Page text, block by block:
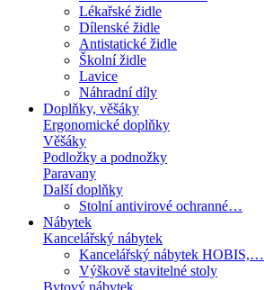
Lékařské židle
Dílenské židle
Antistatické židle
Školní židle
Lavice
Náhradní díly
Doplňky, věšáky
Ergonomické doplňky
Věšáky
Podložky a podnožky
Paravany
Další doplňky
Stolní antivirové ochranné…
Nábytek
Kancelářský nábytek
Kancelářský nábytek HOBIS,…
Výškově stavitelné stoly
Bytový nábytek